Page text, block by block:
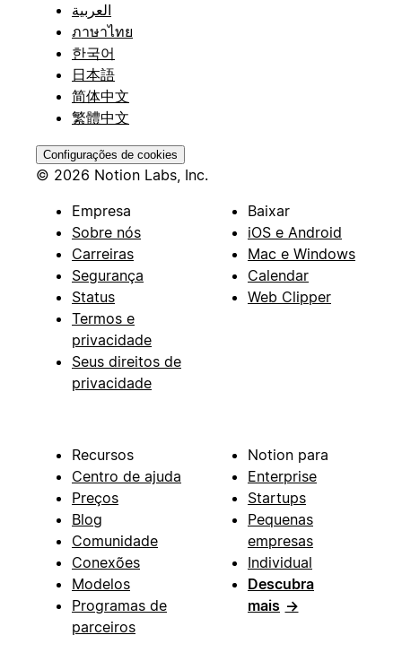
العربية
ภาษาไทย
한국어
日本語
简体中文
繁體中文
Configurações de cookies
© 2026 Notion Labs, Inc.
Empresa
Sobre nós
Carreiras
Segurança
Status
Termos e
privacidade
Seus direitos de
privacidade
Baixar
iOS e Android
Mac e Windows
Calendar
Web Clipper
Recursos
Centro de ajuda
Preços
Blog
Comunidade
Conexões
Modelos
Programas de
parceiros
Notion para
Enterprise
Startups
Pequenas
empresas
Individual
Descubra
mais →